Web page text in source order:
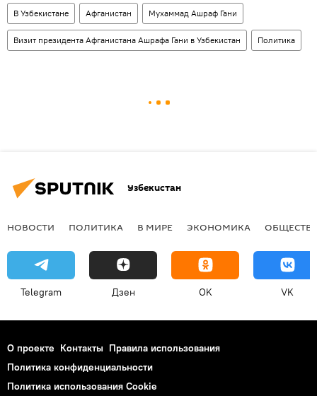
В Узбекистане Афганистан Мухаммад Ашраф Гани
Визит президента Афганистана Ашрафа Гани в Узбекистан Политика
Узбекистан
НОВОСТИ ПОЛИТИКА В МИРЕ ЭКОНОМИКА
Telegram Дзен OK VK
О проекте Контакты Правила использования
Политика конфиденциальности
Политика использования Cookie